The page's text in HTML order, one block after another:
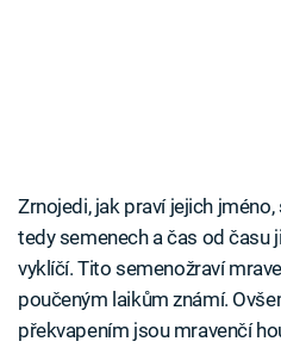
Zrnojedi, jak praví jejich
tedy semenech a čas od času
vyklíčí. Tito semenožraví
poučeným laikům známí.
překvapením jsou mravenčí